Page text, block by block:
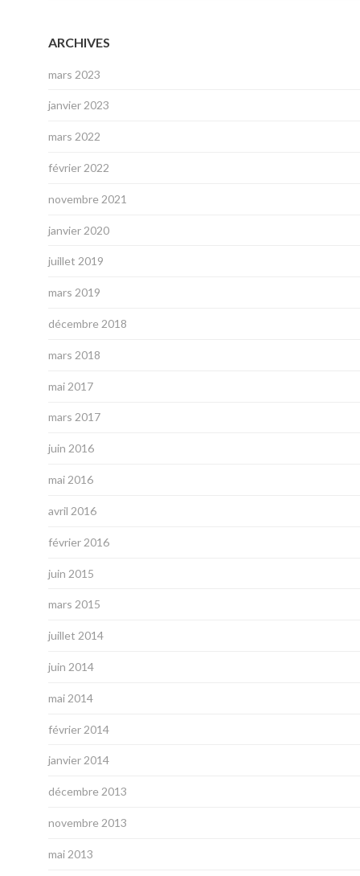
ARCHIVES
mars 2023
janvier 2023
mars 2022
février 2022
novembre 2021
janvier 2020
juillet 2019
mars 2019
décembre 2018
mars 2018
mai 2017
mars 2017
juin 2016
mai 2016
avril 2016
février 2016
juin 2015
mars 2015
juillet 2014
juin 2014
mai 2014
février 2014
janvier 2014
décembre 2013
novembre 2013
mai 2013